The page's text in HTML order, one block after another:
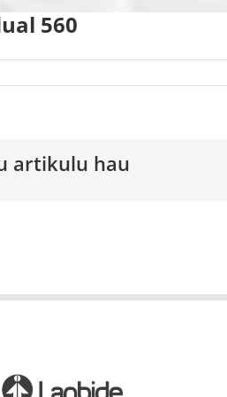
560
artikulu hau